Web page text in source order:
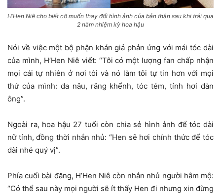
H’Hen Niê cho biết cô muốn thay đổi hình ảnh của bản thân sau khi trải qua
2 năm nhiệm kỳ hoa hậu
Nói về việc một bộ phận khán giả phản ứng với mái tóc dài
của mình, H’Hen Niê viết: “Tôi có một lượng fan chấp nhận
mọi cái tự nhiên ở nơi tôi và nó làm tôi tự tin hơn với mọi
thứ của mình: da nâu, răng khểnh, tóc tém, tính hơi đàn
ông”.
Ngoài ra, hoa hậu 27 tuổi còn chia sẻ hình ảnh để tóc dài
nữ tính, đồng thời nhắn nhủ: “Hen sẽ hơi chính thức để tóc
dài nhé quý vị”.
Phía cuối bài đăng, H’Hen Niê còn nhắn nhủ người hâm mộ:
“Có thể sau này mọi người sẽ ít thấy Hen đi nhưng xin đừng